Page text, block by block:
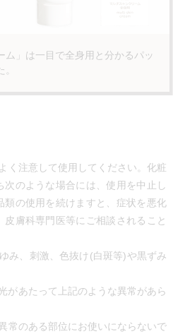
ム」は一目で全身用と分かるパッ
く注意して使用してください。化粧
のような場合には、使用を中止し
類の使用を続けますと、症状を悪化
膚科専門医等にご相談されること
み、刺激、色抜け(白斑等)や黒ずみ
があたって上記のような異常があら
常のある部位にお使いにならないで